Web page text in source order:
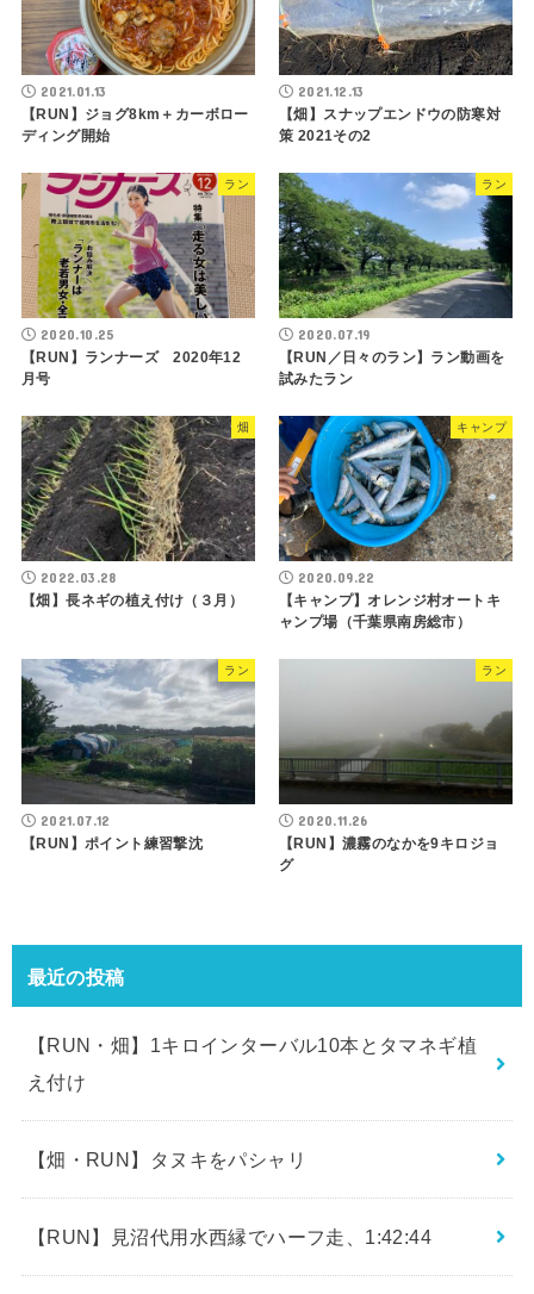
2021.01.13
【RUN】ジョグ8km＋カーボロー
ディング開始
2021.12.13
【畑】スナップエンドウの防寒対
策 2021その2
ラン
2020.10.25
【RUN】ランナーズ 2020年12
月号
ラン
2020.07.19
【RUN／日々のラン】ラン動画を
試みたラン
畑
2022.03.28
【畑】長ネギの植え付け（３月）
キャンプ
2020.09.22
【キャンプ】オレンジ村オートキ
ャンプ場（千葉県南房総市）
ラン
2021.07.12
【RUN】ポイント練習撃沈
ラン
2020.11.26
【RUN】濃霧のなかを9キロジョ
グ
最近の投稿
【RUN・畑】1キロインターバル10本とタマネギ植
え付け
【畑・RUN】タヌキをパシャリ
【RUN】見沼代用水西縁でハーフ走、1:42:44